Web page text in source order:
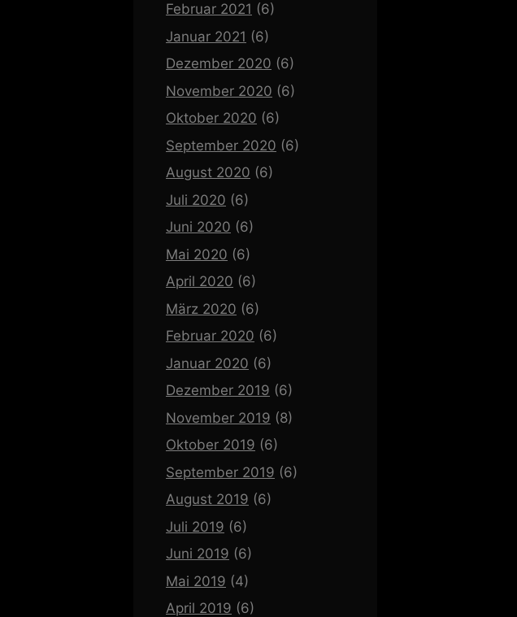
Februar 2021 (6)
Januar 2021 (6)
Dezember 2020 (6)
November 2020 (6)
Oktober 2020 (6)
September 2020 (6)
August 2020 (6)
Juli 2020 (6)
Juni 2020 (6)
Mai 2020 (6)
April 2020 (6)
März 2020 (6)
Februar 2020 (6)
Januar 2020 (6)
Dezember 2019 (6)
November 2019 (8)
Oktober 2019 (6)
September 2019 (6)
August 2019 (6)
Juli 2019 (6)
Juni 2019 (6)
Mai 2019 (4)
April 2019 (6)